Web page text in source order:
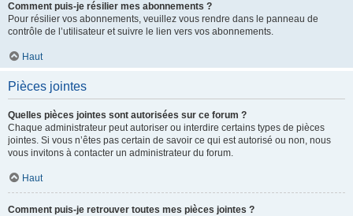
Comment puis-je résilier mes abonnements ?
Pour résilier vos abonnements, veuillez vous rendre dans le panneau de
contrôle de l’utilisateur et suivre le lien vers vos abonnements.
Haut
Pièces jointes
Quelles pièces jointes sont autorisées sur ce forum ?
Chaque administrateur peut autoriser ou interdire certains types de pièces
jointes. Si vous n’êtes pas certain de savoir ce qui est autorisé ou non, nous
vous invitons à contacter un administrateur du forum.
Haut
Comment puis-je retrouver toutes mes pièces jointes ?